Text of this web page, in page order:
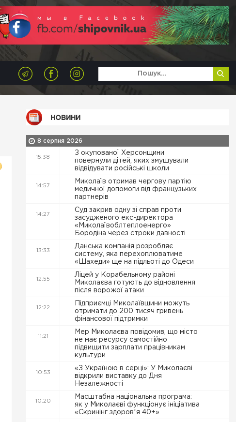
НОВИНИ
8 серпня 2026
15:38
З окупованої Херсонщини
повернули дітей, яких змушували
відвідувати російські школи
14:57
Миколаїв отримав чергову партію
медичної допомоги від французьких
партнерів
14:27
Суд закрив одну зі справ проти
засудженого екс-директора
«Миколаївоблтеплоенерго»
Бородіна через строки давності
13:33
Данська компанія розробляє
систему, яка перехоплюватиме
«Шахеди» ще на підльоті до Одеси
12:55
Ліцей у Корабельному районі
Миколаєва готують до відновлення
після ворожої атаки
12:22
Підприємці Миколаївщини можуть
отримати до 200 тисяч гривень
фінансової підтримки
11:21
Мер Миколаєва повідомив, що місто
не має ресурсу самостійно
підвищити зарплати працівникам
культури
10:53
«З Україною в серці»: У Миколаєві
відкрили виставку до Дня
Незалежності
10:20
Масштабна національна програма:
як у Миколаєві функціонує ініціатива
«Скринінг здоровʼя 40+»